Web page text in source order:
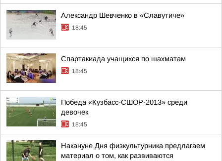
Александр Шевченко в «Славутиче»
18:45
Спартакиада учащихся по шахматам
18:45
Победа «Кузбасс-СШОР-2013» среди
девочек
18:45
Накануне Дня физкультурника предлагаем
материал о том, как развиваются